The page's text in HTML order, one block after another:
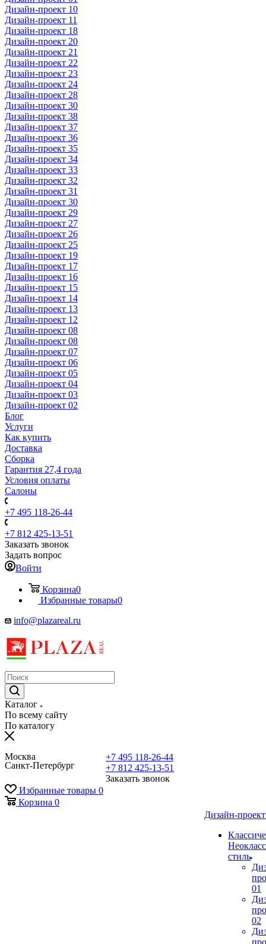
Дизайн-проект 10
Дизайн-проект 11
Дизайн-проект 18
Дизайн-проект 20
Дизайн-проект 21
Дизайн-проект 22
Дизайн-проект 23
Дизайн-проект 24
Дизайн-проект 28
Дизайн-проект 30
Дизайн-проект 38
Дизайн-проект 37
Дизайн-проект 36
Дизайн-проект 35
Дизайн-проект 34
Дизайн-проект 33
Дизайн-проект 32
Дизайн-проект 31
Дизайн-проект 30
Дизайн-проект 29
Дизайн-проект 27
Дизайн-проект 26
Дизайн-проект 25
Дизайн-проект 19
Дизайн-проект 17
Дизайн-проект 16
Дизайн-проект 15
Дизайн-проект 14
Дизайн-проект 13
Дизайн-проект 12
Дизайн-проект 08
Дизайн-проект 08
Дизайн-проект 07
Дизайн-проект 06
Дизайн-проект 05
Дизайн-проект 04
Дизайн-проект 03
Дизайн-проект 02
Блог
Услуги
Как купить
Доставка
Сборка
Гарантия 27,4 года
Условия оплаты
Салоны
+7 495 118-26-44
+7 812 425-13-51
Заказать звонок
Задать вопрос
Войти
Корзина0
Избранные товары0
info@plazareal.ru
Каталог
По всему сайту
По каталогу
Москва
Санкт-Петербург
+7 495 118-26-44
+7 812 425-13-51
Заказать звонок
Избранные товары 0
Корзина 0
Дизайн-
стиль
01
02